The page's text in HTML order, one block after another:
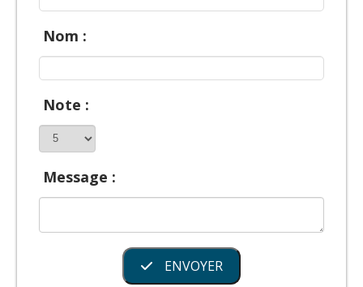
Nom :
Note :
Message :
ENVOYER